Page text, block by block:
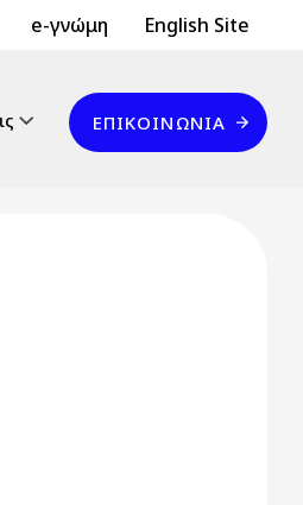
e-γνώμη Header Top
English Site
Επικοινωνία
ΕΠΙΚΟΙΝΩΝΊΑ